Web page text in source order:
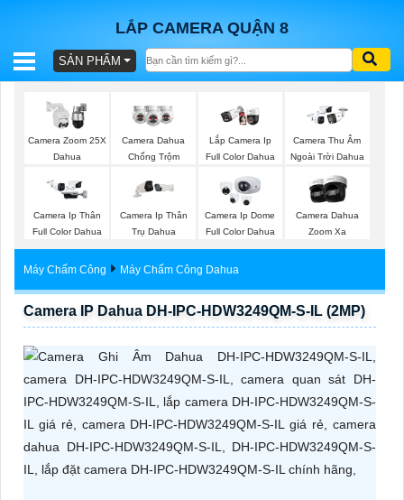
LẮP CAMERA QUẬN 8
BÁO
TRỌN
SẢN
VẤN
LẮP
ĐẶT
SẢN PHẨM
Camera Zoom 25X
Dahua
Camera Dahua
Chống Trộm
Lắp Camera Ip
Full Color Dahua
Camera Thu Âm
Ngoài Trời Dahua
Camera Ip Thân
Full Color Dahua
Camera Ip Thân
Trụ Dahua
Camera Ip Dome
Full Color Dahua
Camera Dahua
Zoom Xa
Máy Chấm Công Máy Chấm Công Dahua
Camera IP Dahua DH-IPC-HDW3249QM-S-IL (2MP)